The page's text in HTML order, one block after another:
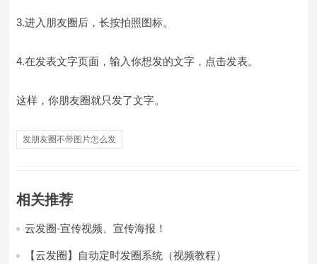
3.进入朋友圈后，长按拍照图标。
4.在发表文字页面，输入你想发的文字，点击发表。
这样，你朋友圈就只发了文字。
发朋友圈不带图片怎么发
相关推荐
云发圈-宣传视频、宣传海报！
【云发圈】自动定时发圈系统（视频教程）